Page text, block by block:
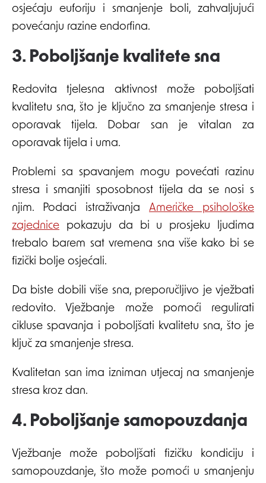
osjećaju euforiju i smanjenje boli, zahvaljujući
povećanju razine endorfina.
3. Poboljšanje kvalitete sna
Redovita tjelesna aktivnost može poboljšati
kvalitetu sna, što je ključno za smanjenje stresa i
oporavak tijela. Dobar san je vitalan za
oporavak tijela i uma.
Problemi sa spavanjem mogu povećati razinu
stresa i smanjiti sposobnost tijela da se nosi s
njim. Podaci istraživanja Američke psihološke
zajednice pokazuju da bi u prosjeku ljudima
trebalo barem sat vremena sna više kako bi se
fizički bolje osjećali.
Da biste dobili više sna, preporučljivo je vježbati
redovito. Vježbanje može pomoći regulirati
cikluse spavanja i poboljšati kvalitetu sna, što je
ključ za smanjenje stresa.
Kvalitetan san ima izniman utjecaj na smanjenje
stresa kroz dan.
4. Poboljšanje samopouzdanja
Vježbanje može poboljšati fizičku kondiciju i
samopouzdanje, što može pomoći u smanjenju